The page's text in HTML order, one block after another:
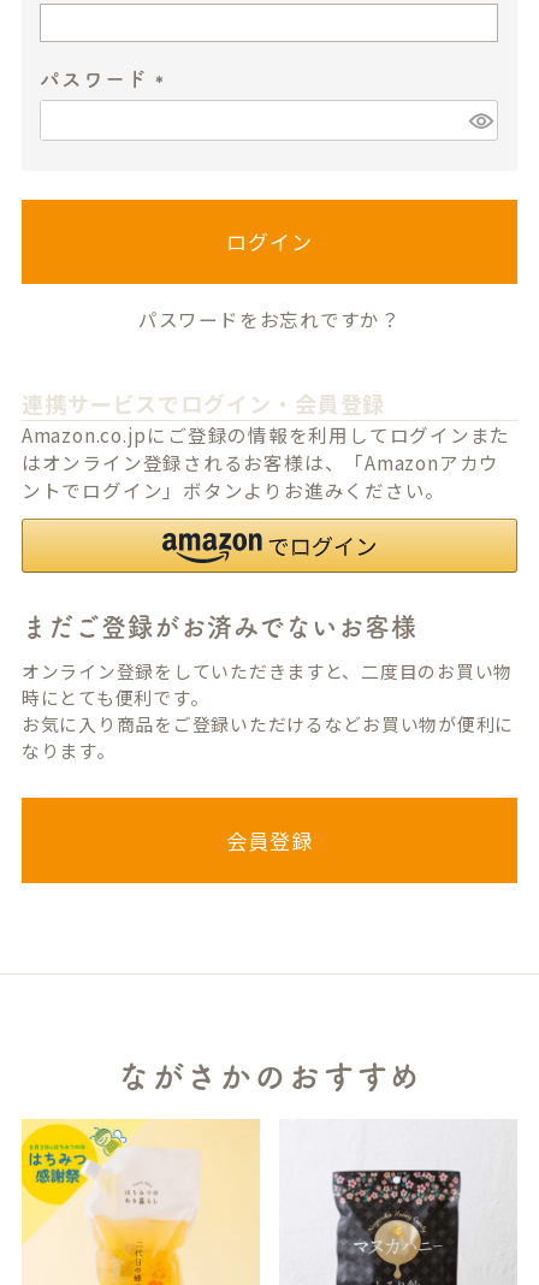
パスワード
必
ログイン
パスワードをお忘れですか？
連携サービスでログイン・会員登録
Amazon.co.jpにご登録の情報を利用してログインまた
はオンライン登録されるお客様は、「Amazonアカウ
ントでログイン」ボタンよりお進みください。
まだご登録がお済みでないお客様
オンライン登録をしていただきますと、二度目のお買い物
時にとても便利です。
お気に入り商品をご登録いただけるなどお買い物が便利に
なります。
会員登録
ながさかのおすすめ